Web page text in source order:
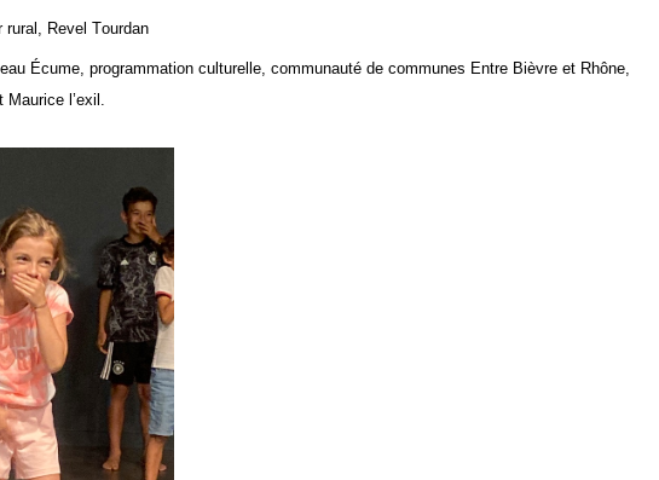
Revel Tourdan
Écume, programmation culturelle, communauté de communes Entre Bièvre et Rhône,
Maurice l’exil.